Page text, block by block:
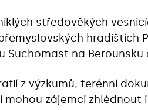
středověkých
hradištích
Suchomast na
z výzkumů, terénní
zájemci zhlédnout